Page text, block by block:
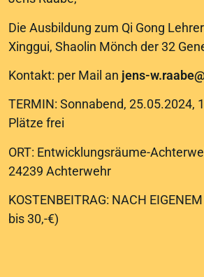
Die Ausbildung zum Qi Gong
Xinggui, Shaolin Mönch der 32
Kontakt: per Mail an jens-
TERMIN: Sonnabend, 25.05.2024,
Plätze frei
ORT: Entwicklungsräume-
24239 Achterwehr
KOSTENBEITRAG: NACH
bis 30,-€)